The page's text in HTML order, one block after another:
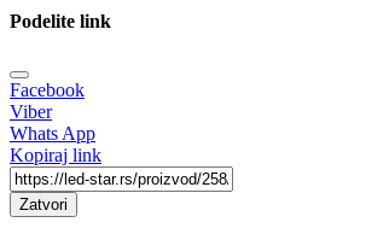
Podelite link
Facebook
Viber
Whats App
Kopiraj link
Zatvori